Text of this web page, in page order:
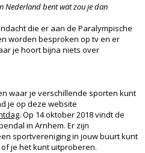
Nederland bent wat zou je dan
die er aan de Paralympische
worden besproken op tv en er
je hoort bijna niets over
waar je verschillende sporten kunt
je op deze website
. Op 14 oktober 2018 vindt de
in Arnhem. Er zijn
sportvereniging in jouw buurt kunt
je het kunt uitproberen.